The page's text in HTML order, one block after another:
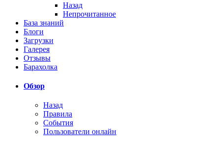
Назад
Непрочитанное
База знаний
Блоги
Загрузки
Галерея
Отзывы
Барахолка
Обзор
Назад
Правила
События
Пользователи онлайн